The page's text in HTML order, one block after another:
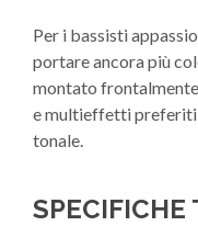
Per i bassisti
portare ancora più
montato
e multieffetti preferiti
tonale.
SPECIFICHE